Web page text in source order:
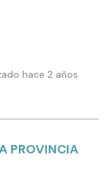
hace 2 años
PROVINCIA